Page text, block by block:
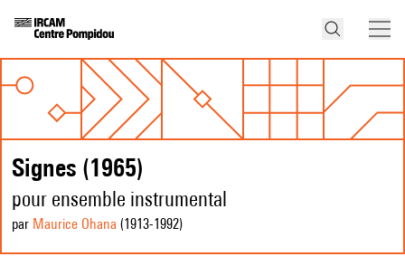
Signes (1965)
pour ensemble instrumental
par Maurice Ohana (1913-1992)